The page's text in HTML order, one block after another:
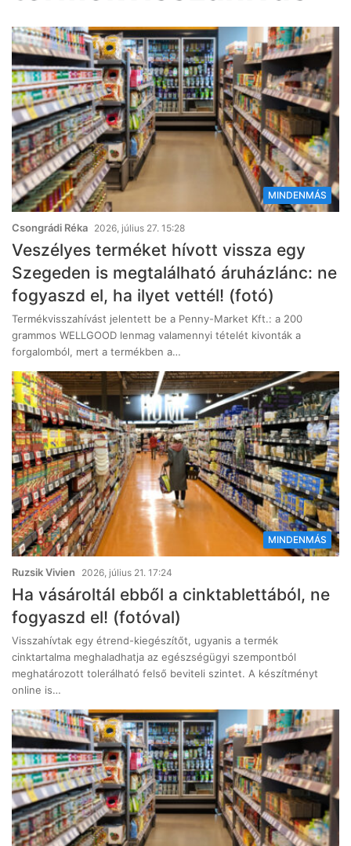
MINDENMÁS
Csongrádi Réka 2026, július 27. 15:28
Veszélyes terméket hívott vissza egy
Szegeden is megtalálható áruházlánc: ne
fogyaszd el, ha ilyet vettél! (fotó)
Termékvisszahívást jelentett be a Penny-Market Kft.: a 200
grammos WELLGOOD lenmag valamennyi tételét kivonták a
forgalomból, mert a termékben a…
MINDENMÁS
Ruzsik Vivien 2026, július 21. 17:24
Ha vásároltál ebből a cinktablettából, ne
fogyaszd el! (fotóval)
Visszahívtak egy étrend-kiegészítőt, ugyanis a termék
cinktartalma meghaladhatja az egészségügyi szempontból
meghatározott tolerálható felső beviteli szintet. A készítményt
online is…